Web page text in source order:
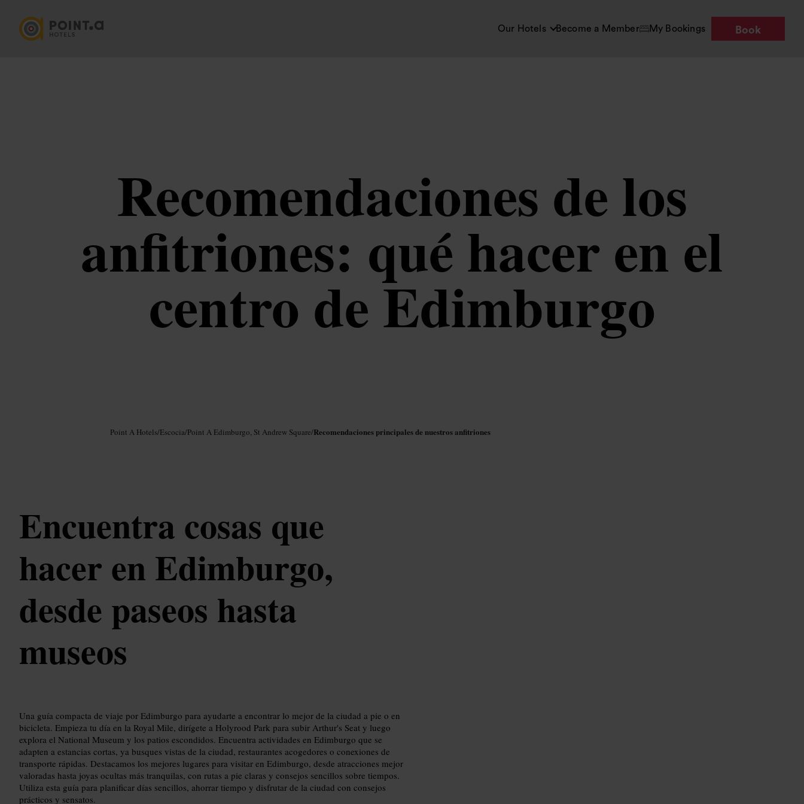
Our Hotels Become a Member My Bookings Book
Recomendaciones de los
anfitriones: qué hacer en el
centro de Edimburgo
Point A Hotels/Escocia/Point A Edimburgo, St Andrew Square/Recomendaciones principales de nuestros anfitriones
Encuentra cosas que
hacer en Edimburgo,
desde paseos hasta
museos
Una guía compacta de viaje por Edimburgo para ayudarte a encontrar lo mejor de la ciudad a pie o en
bicicleta. Empieza tu día en la Royal Mile, dirígete a Holyrood Park para subir Arthur's Seat y luego
explora el National Museum y los patios escondidos. Encuentra actividades en Edimburgo que se
adapten a estancias cortas, ya busques vistas de la ciudad, restaurantes acogedores o conexiones de
transporte rápidas. Destacamos los mejores lugares para visitar en Edimburgo, desde atracciones mejor
valoradas hasta joyas ocultas más tranquilas, con rutas a pie claras y consejos sencillos sobre tiempos.
Utiliza esta guía para planificar días sencillos, ahorrar tiempo y disfrutar de la ciudad con consejos
prácticos y sensatos.